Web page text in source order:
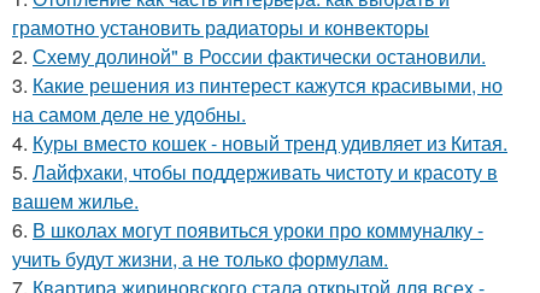
грамотно установить радиаторы и конвекторы
2. Схему долиной" в России фактически остановили.
3. Какие решения из пинтерест кажутся красивыми, но
на самом деле не удобны.
4. Куры вместо кошек - новый тренд удивляет из Китая.
5. Лайфхаки, чтобы поддерживать чистоту и красоту в
вашем жилье.
6. В школах могут появиться уроки про коммуналку -
учить будут жизни, а не только формулам.
7. Квартира жириновского стала открытой для всех -